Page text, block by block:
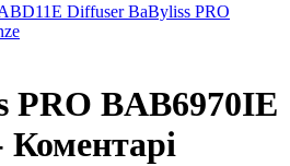
DiffuserBaByliss PRO
PRO BAB6970IE